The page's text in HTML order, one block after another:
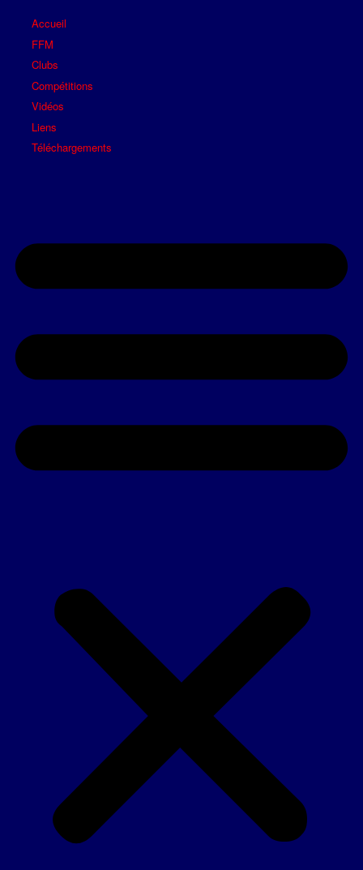
Accueil
FFM
Clubs
Compétitions
Vidéos
Liens
Téléchargements